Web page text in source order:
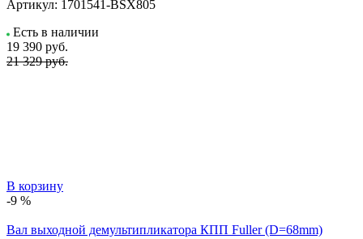
Артикул: 1701541-BSX805
Есть в наличии
19 390 руб.
21 329 руб.
В корзину
-9 %
Вал выходной демультипликатора КПП Fuller (D=68mm)